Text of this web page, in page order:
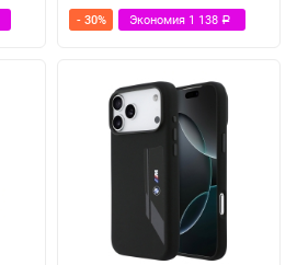
- 30% Экономия 1 138 Р